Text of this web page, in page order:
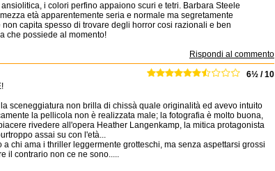
i colori perfino appaiono scuri e tetri. Barbara Steele
età apparentemente seria e normale ma segretamente
capita spesso di trovare degli horror cosi razionali e ben
che possiede al momento!
Rispondi al commento
6½ / 10
sceneggiatura non brilla di chissà quale originalità ed avevo intuito
la pellicola non è realizzata male; la fotografia è molto buona,
rivedere all'opera Heather Langenkamp, la mitica protagonista
assai su con l'età...
chi ama i thriller leggermente grotteschi, ma senza aspettarsi grossi
il contrario non ce ne sono.....